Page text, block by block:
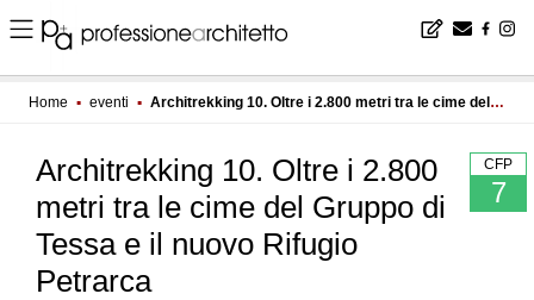
Home ▪ eventi ▪ Architrekking 10. Oltre i 2.800 metri tra le cime del Gruppo di Tessa e il nuovo Rifugio Petrarca
CFP
7
Architrekking 10. Oltre i 2.800
metri tra le cime del Gruppo di
Tessa e il nuovo Rifugio
Petrarca